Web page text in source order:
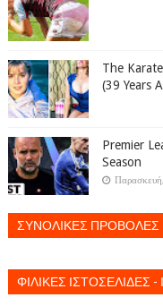
The
(39 Years
Premier
Season
ΣΥΝΟΛΙΚΕΣ ΠΡΟΒΟΛΕΣ
ΦΙΛΙΚΕΣ ΙΣΤΟΣΕΛΙΔΕΣ -